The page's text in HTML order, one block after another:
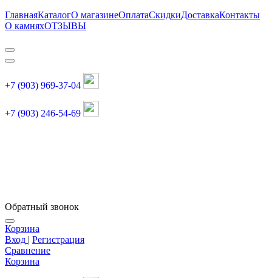
ГлавнаяКаталогО магазинеОплатаСкидкиДоставкаКонтакты
О камняхОТЗЫВЫ
+7 (903) 969-37-04
+7 (903) 246-54-69
Обратный звонок
Корзина
Вход | Регистрация
Сравнение
Корзина